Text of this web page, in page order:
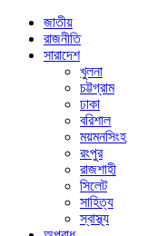
জাতীয়
রাজনীতি
সারাদেশ
খুলনা
চট্টগ্রাম
ঢাকা
বরিশাল
ময়মনসিংহ
রংপুর
রাজশাহী
সিলেট
সাহিত্য
স্বাস্থ্য